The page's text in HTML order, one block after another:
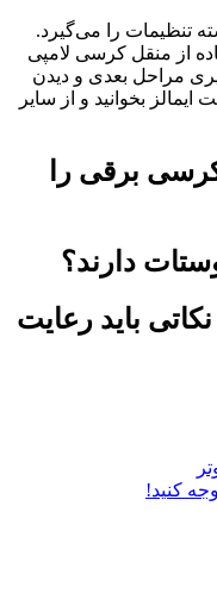
تنظیمات را می‌گیرد.
از منقل کرسی لامپی
مراحل بعدی و دیدن
بخوانید و از سایر
برقی را
دارند؟
باید رعایت